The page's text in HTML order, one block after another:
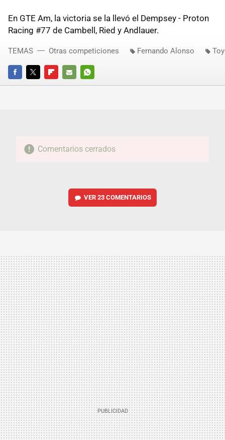
En GTE Am, la victoria se la llevó el Dempsey - Proton
Racing #77 de Cambell, Ried y Andlauer.
FACEBOOKTWITTERFLIPBOARD
E-
WHATSAPP
TEMAS Otras competiciones Fernando Alonso
Comentarios cerrados
VER 23 COMENTARIOS